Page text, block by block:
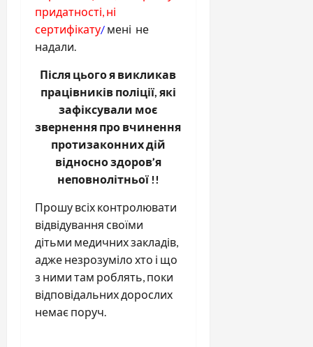
придатності, ні
сертифікату/ мені не
надали.
Після цього я викликав
працівників поліції, які
зафіксували моє
звернення про вчинення
протизаконних дій
відносно здоров’я
неповнолітньої !!
Прошу всіх контролювати
відвідування своїми
дітьми медичних закладів,
адже незрозуміло хто і що
з ними там роблять, поки
відповідальних дорослих
немає поруч.